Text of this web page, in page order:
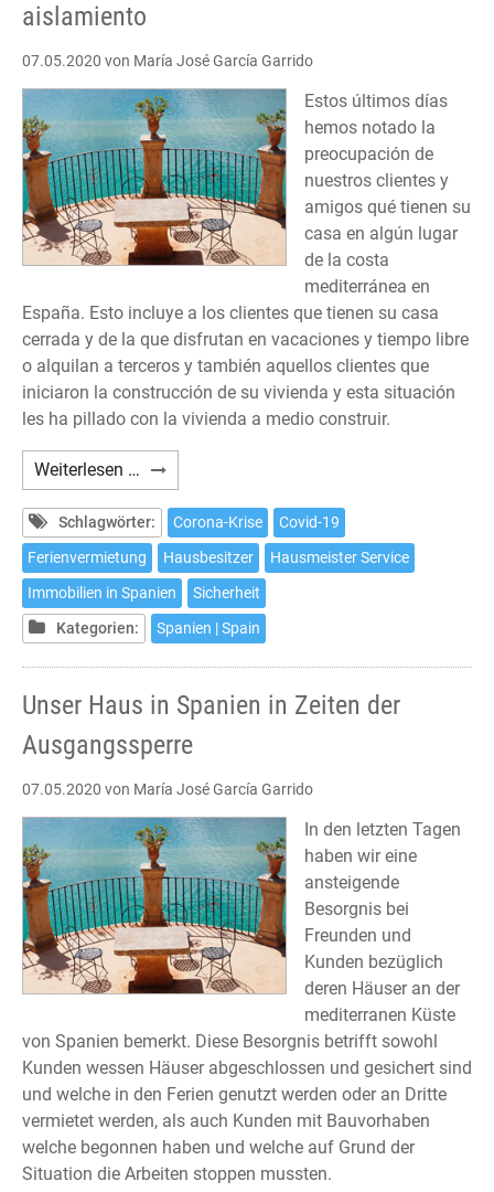
aislamiento
07.05.2020 von María José García Garrido
Estos últimos días
hemos notado la
preocupación de
nuestros clientes y
amigos qué tienen su
casa en algún lugar
de la costa
mediterránea en
España. Esto incluye a los clientes que tienen su casa
cerrada y de la que disfrutan en vacaciones y tiempo libre
o alquilan a terceros y también aquellos clientes que
iniciaron la construcción de su vivienda y esta situación
les ha pillado con la vivienda a medio construir.
Weiterlesen … Nuestra
casa
en
España
en
estos
dias
Schlagwörter: Corona-Krise
Covid-19
Ferienvermietung
Hausbesitzer
Hausmeister Service
Immobilien in Spanien
Sicherheit
Kategorien:
Spanien | Spain
Unser Haus in Spanien in Zeiten der
Ausgangssperre
07.05.2020 von María José García Garrido
In den letzten Tagen
haben wir eine
ansteigende
Besorgnis bei
Freunden und
Kunden bezüglich
deren Häuser an der
mediterranen Küste
von Spanien bemerkt. Diese Besorgnis betrifft sowohl
Kunden wessen Häuser abgeschlossen und gesichert sind
und welche in den Ferien genutzt werden oder an Dritte
vermietet werden, als auch Kunden mit Bauvorhaben
welche begonnen haben und welche auf Grund der
Situation die Arbeiten stoppen mussten.